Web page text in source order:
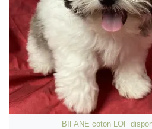
BIFANE coton LOF